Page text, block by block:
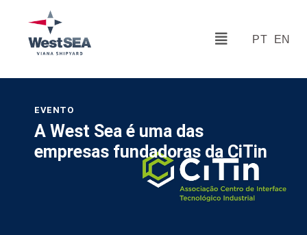
PT EN
EVENTO
A West Sea é uma das
empresas fundadoras da CiTin